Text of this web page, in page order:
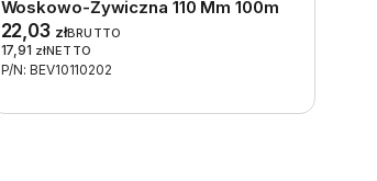
Woskowo-Żywiczna 110 Mm 100m
22,03 złBRUTTO
17,91 złNETTO
P/N: BEV10110202